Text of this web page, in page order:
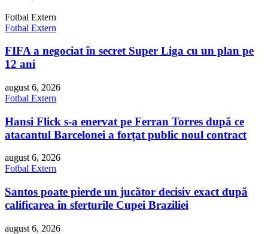
Fotbal Extern
Fotbal Extern
FIFA a negociat în secret Super Liga cu un plan pe
12 ani
august 6, 2026
Fotbal Extern
Hansi Flick s-a enervat pe Ferran Torres după ce
atacantul Barcelonei a forțat public noul contract
august 6, 2026
Fotbal Extern
Santos poate pierde un jucător decisiv exact după
calificarea în sferturile Cupei Braziliei
august 6, 2026